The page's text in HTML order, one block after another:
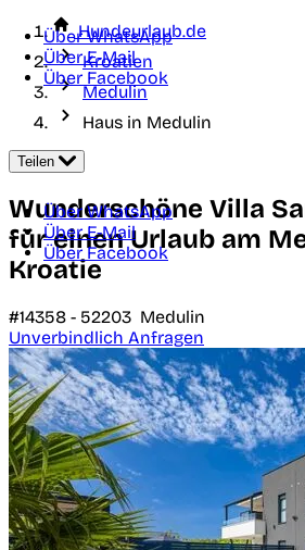
Über WhatsApp
Über E-Mail
Über Facebook
Hundeurlaub.de
Kroatien
Medulin
Haus in Medulin
Teilen
Über WhatsApp
Über E-Mail
Über Facebook
Wunderschöne Villa
für einen Urlaub am
Kroatie
#14358 - 52203 Medulin
Unverbindlich Anfragen